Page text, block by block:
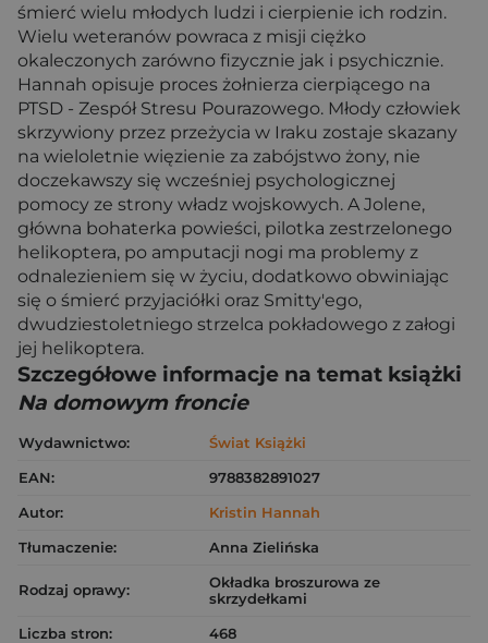
śmierć wielu młodych ludzi i cierpienie ich rodzin.
Wielu weteranów powraca z misji ciężko
okaleczonych zarówno fizycznie jak i psychicznie.
Hannah opisuje proces żołnierza cierpiącego na
PTSD - Zespół Stresu Pourazowego. Młody człowiek
skrzywiony przez przeżycia w Iraku zostaje skazany
na wieloletnie więzienie za zabójstwo żony, nie
doczekawszy się wcześniej psychologicznej
pomocy ze strony władz wojskowych. A Jolene,
główna bohaterka powieści, pilotka zestrzelonego
helikoptera, po amputacji nogi ma problemy z
odnalezieniem się w życiu, dodatkowo obwiniając
się o śmierć przyjaciółki oraz Smitty'ego,
dwudziestoletniego strzelca pokładowego z załogi
jej helikoptera.
Szczegółowe informacje na temat książki
Na domowym froncie
Wydawnictwo:
Świat Książki
EAN:
9788382891027
Autor:
Kristin Hannah
Tłumaczenie:
Anna Zielińska
Rodzaj oprawy:
Okładka broszurowa ze
skrzydełkami
Liczba stron:
468